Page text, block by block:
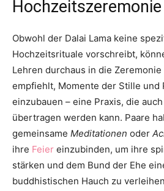
Hochzeitszeremonie
Obwohl der Dalai Lama keine
Hochzeitsrituale vorschreibt,
Lehren durchaus in die
empfiehlt, Momente der Stille und
einzubauen – eine Praxis, die
übertragen werden kann. Paare
gemeinsame Meditationen oder
ihre Feier einzubinden, um ihre
stärken und dem Bund der Ehe
buddhistischen Hauch zu